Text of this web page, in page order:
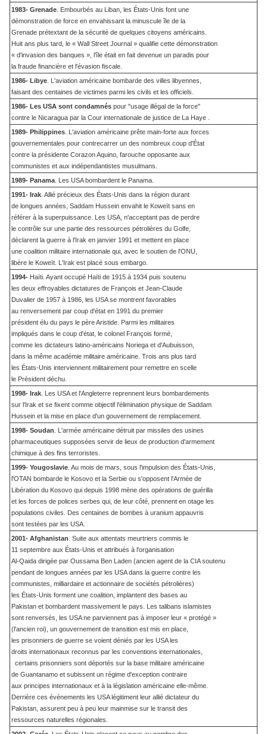
1983- Grenade . Embourbés au Liban, les États-Unis font une
démonstration de force en envahissant la minuscule île de la
Grenade prétextant de la sécurité de quelques citoyens américains.
Huit ans plus tard, le « Wall Street Journal » qualifie cette démonstration
« d'invasion des banques », l'île était en fait devenue un paradis pour
la fraude financière et l'évasion fiscale.
1986- Libye . L'aviation américaine bombarde des villes libyennes,
faisant des centaines de victimes parmi les civils et les officiels.
1986- Les USA sont condamnés pour "usage illégal de la force"
contre le Nicaragua par la Cour internationale de justice de La Haye .
1989- Philippines . L'aviation américaine prête main-forte aux forces
gouvernementales pour contrecarrer un des nombreux coup d'État
contre la présidente Corazon Aquino, farouche opposante aux
communistes et aux indépendantistes musulmans.
1989- Panama . Les USA bombardent le Panama.
1991- Irak . Allié précieux des États-Unis dans la région durant
de longues années, Saddam Hussein envahit le Koweït sans en
référer à la superpuissance. Les USA, n'acceptant pas de perdre
le contrôle sur une partie des ressources pétrolières du Golfe,
déclarent la guerre à l'Irak en janvier 1991 et mettent en place
une coalition militaire internationale qui, avec le soutien de l'ONU,
libère le Koweït. L'Irak est placé sous embargo.
1994- Haïti. Ayant occupé Haïti de 1915 à 1934 puis soutenu
les deux effroyables dictatures de François et Jean-Claude
Duvalier de 1957 à 1986, les USA se montrent favorables
au renversement par coup d'état en 1991 du premier
président élu du pays le père Aristide. Parmi les militaires
impliqués dans le coup d'état, le colonel François formé,
comme les dictateurs latino-américains Noriega et d'Aubuisson,
dans la même académie militaire américaine. Trois ans plus tard
les États-Unis interviennent militairement pour remettre en scelle
le Président déchu.
1998- Irak . Les USA et l'Angleterre reprennent leurs bombardements
sur l'Irak et se fixent comme objectif l'élimination physique de Saddam
Hussein et la mise en place d'un gouvernement de remplacement.
1998- Soudan . L'armée américaine détruit par missiles des usines
pharmaceutiques supposées servir de lieux de production d'armement
chimique à des fins terroristes.
1999- Yougoslavie . Au mois de mars, sous l'impulsion des États-Unis,
l'OTAN bombarde le Kosovo et la Serbie ou s'opposent l'Armée de
Libération du Kosovo qui depuis 1998 mène des opérations de guérilla
et les forces de polices serbes qui, de leur côté, prennent en otage les
populations civiles. Des centaines de bombes à uranium appauvris
sont testées par les USA.
2001- Afghanistan . Suite aux attentats meurtriers commis le
11 septembre aux États-Unis et attribués à l'organisation
Al-Qaida dirigée par Oussama Ben Laden (ancien agent de la CIA soutenu
pendant de longues années par les USA dans la guerre contre les
communistes, milliardaire et actionnaire de sociétés pétrolières)
les États-Unis forment une coalition, implantent des bases au
Pakistan et bombardent massivement le pays. Les talibans islamistes
sont renversés, les USA ne parviennent pas à imposer leur « protégé »
(l'ancien roi), un gouvernement de transition est mis en place,
les prisonniers de guerre se voient déniés par les USA les
droits internationaux reconnus par les conventions internationales,
certains prisonniers sont déportés sur la base militaire américaine
de Guantanamo et subissent un régime d'exception contraire
aux principes internationaux et à la législation américaine elle-même.
Derrière ces événements les USA légitiment leur allié dictateur du
Pakistan, assurent peu à peu leur mainmise sur le transit des
ressources naturelles régionales.